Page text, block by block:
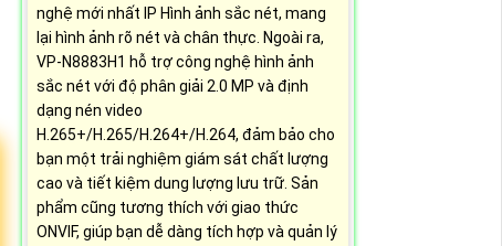
nghệ mới nhất IP Hình ảnh sắc nét, mang
lại hình ảnh rõ nét và chân thực. Ngoài ra,
VP-N8883H1 hỗ trợ công nghệ hình ảnh
sắc nét với độ phân giải 2.0 MP và định
dạng nén video
H.265+/H.265/H.264+/H.264, đảm bảo cho
bạn một trải nghiệm giám sát chất lượng
cao và tiết kiệm dung lượng lưu trữ. Sản
phẩm cũng tương thích với giao thức
ONVIF, giúp bạn dễ dàng tích hợp và quản lý